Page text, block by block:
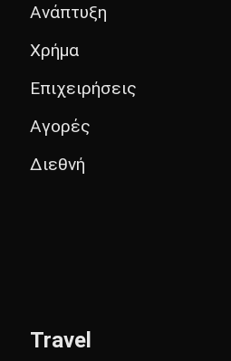
Ανάπτυξη
Χρήμα
Επιχειρήσεις
Αγορές
Διεθνή
Travel